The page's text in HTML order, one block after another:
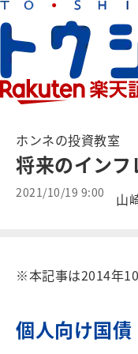
ホンネの投資教室
将来のイン
2021/10/19 9:00 山
※本記事は2014年10
個人向け国